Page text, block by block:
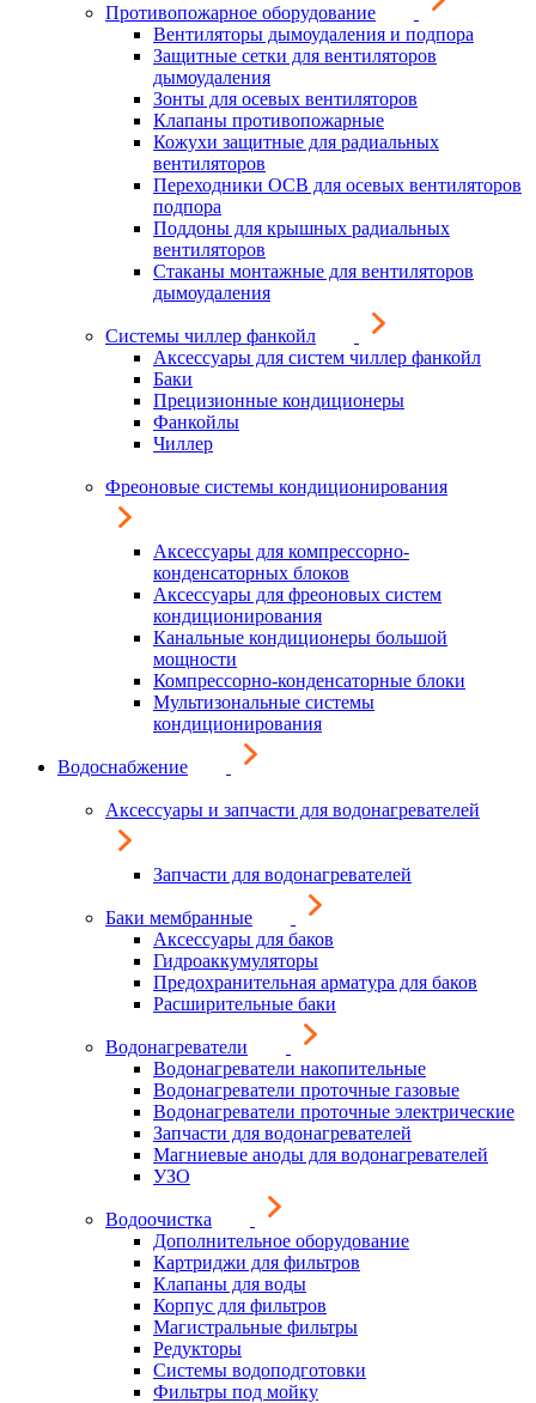
Противопожарное оборудование
Вентиляторы дымоудаления и подпора
Защитные сетки для вентиляторов
дымоудаления
Зонты для осевых вентиляторов
Клапаны противопожарные
Кожухи защитные для радиальных
вентиляторов
Переходники ОСВ для осевых вентиляторов
подпора
Поддоны для крышных радиальных
вентиляторов
Стаканы монтажные для вентиляторов
дымоудаления
Системы чиллер фанкойл
Аксессуары для систем чиллер фанкойл
Баки
Прецизионные кондиционеры
Фанкойлы
Чиллер
Фреоновые системы кондиционирования
Аксессуары для компрессорно-
конденсаторных блоков
Аксессуары для фреоновых систем
кондиционирования
Канальные кондиционеры большой
мощности
Компрессорно-конденсаторные блоки
Мультизональные системы
кондиционирования
Водоснабжение
Аксессуары и запчасти для водонагревателей
Запчасти для водонагревателей
Баки мембранные
Аксессуары для баков
Гидроаккумуляторы
Предохранительная арматура для баков
Расширительные баки
Водонагреватели
Водонагреватели накопительные
Водонагреватели проточные газовые
Водонагреватели проточные электрические
Запчасти для водонагревателей
Магниевые аноды для водонагревателей
УЗО
Водоочистка
Дополнительное оборудование
Картриджи для фильтров
Клапаны для воды
Корпус для фильтров
Магистральные фильтры
Редукторы
Системы водоподготовки
Фильтры под мойку